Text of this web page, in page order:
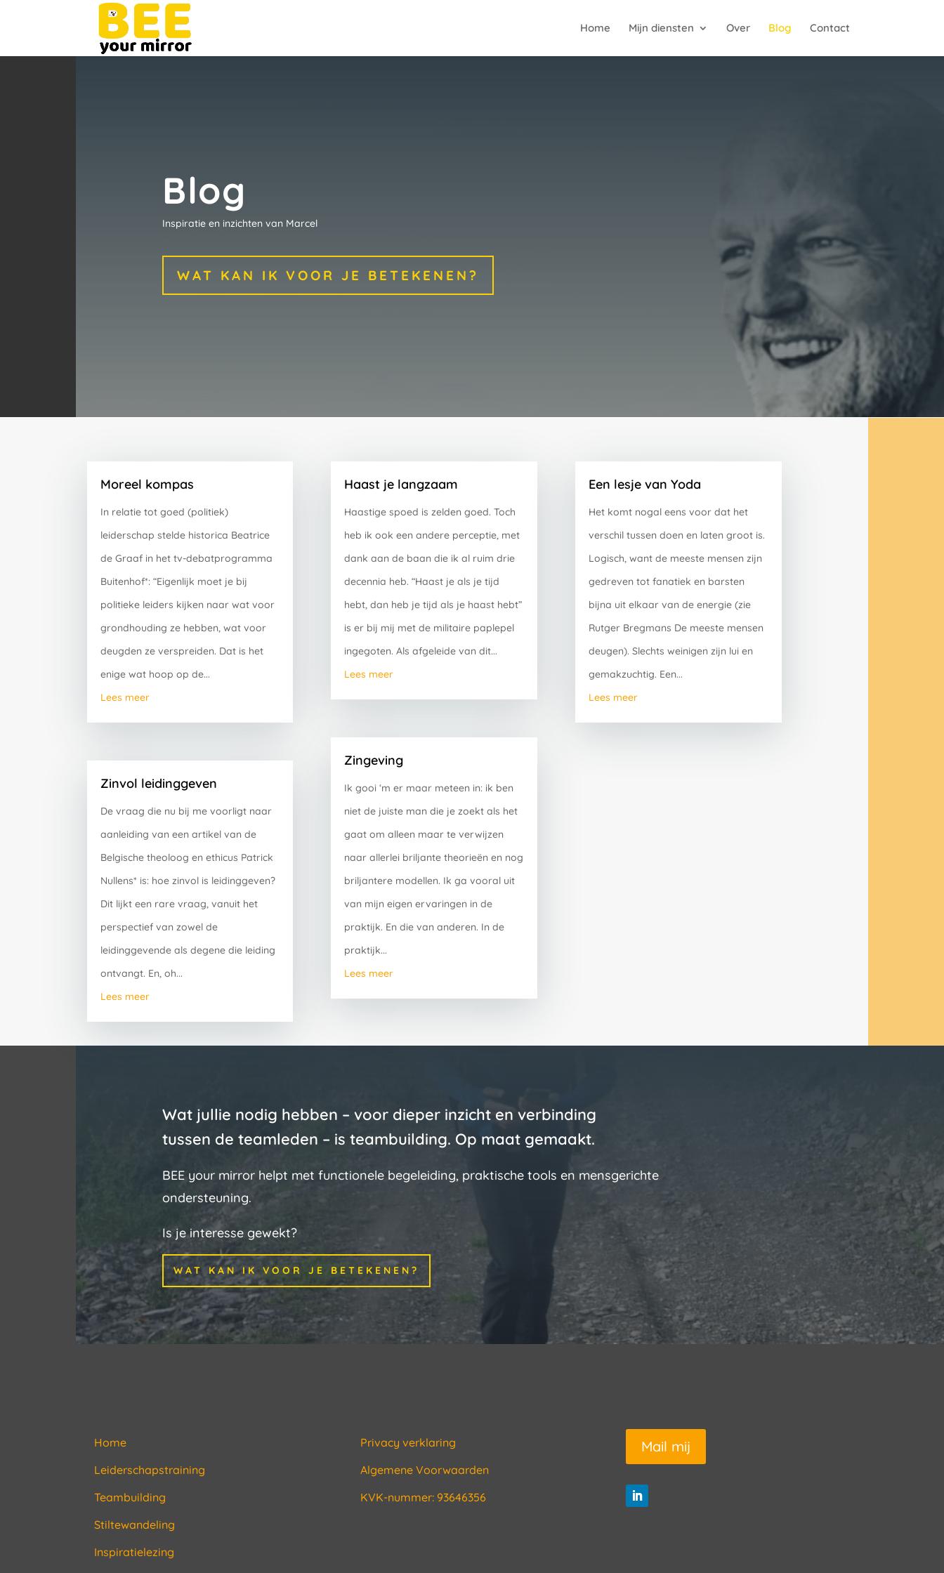
Home Mijn diensten Over Blog Contact
Blog
Inspiratie en inzichten van Marcel
WAT KAN IK VOOR JE BETEKENEN?
Moreel kompas
In relatie tot goed (politiek)
leiderschap stelde historica Beatrice
de Graaf in het tv-debatprogramma
Buitenhof*: “Eigenlijk moet je bij
politieke leiders kijken naar wat voor
grondhouding ze hebben, wat voor
deugden ze verspreiden. Dat is het
enige wat hoop op de...
Lees meer
Zinvol leidinggeven
De vraag die nu bij me voorligt naar
aanleiding van een artikel van de
Belgische theoloog en ethicus Patrick
Nullens* is: hoe zinvol is leidinggeven?
Dit lijkt een rare vraag, vanuit het
perspectief van zowel de
leidinggevende als degene die leiding
ontvangt. En, oh...
Lees meer
Haast je langzaam
Haastige spoed is zelden goed. Toch
heb ik ook een andere perceptie, met
dank aan de baan die ik al ruim drie
decennia heb. “Haast je als je tijd
hebt, dan heb je tijd als je haast hebt”
is er bij mij met de militaire paplepel
ingegoten. Als afgeleide van dit...
Lees meer
Zingeving
Ik gooi ‘m er maar meteen in: ik ben
niet de juiste man die je zoekt als het
gaat om alleen maar te verwijzen
naar allerlei briljante theorieën en nog
briljantere modellen. Ik ga vooral uit
van mijn eigen ervaringen in de
praktijk. En die van anderen. In de
praktijk...
Lees meer
Een lesje van Yoda
Het komt nogal eens voor dat het
verschil tussen doen en laten groot is.
Logisch, want de meeste mensen zijn
gedreven tot fanatiek en barsten
bijna uit elkaar van de energie (zie
Rutger Bregmans De meeste mensen
deugen). Slechts weinigen zijn lui en
gemakzuchtig. Een...
Lees meer
Wat jullie nodig hebben – voor dieper inzicht en verbinding
tussen de teamleden – is teambuilding. Op maat gemaakt.
BEE your mirror helpt met functionele begeleiding, praktische tools en mensgerichte
ondersteuning.
Is je interesse gewekt?
WAT KAN IK VOOR JE BETEKENEN?
Home
Leiderschapstraining
Teambuilding
Stiltewandeling
Inspiratielezing
Privacy verklaring
Algemene Voorwaarden
KVK-nummer: 93646356
Mail mij